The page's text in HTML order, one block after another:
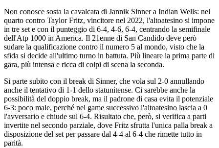
Non conosce sosta la cavalcata di Jannik Sinner a Indian Wells: nel
quarto contro Taylor Fritz, vincitore nel 2022, l'altoatesino si impone
in tre set e con il punteggio di 6-4, 4-6, 6-4, centrando la semifinale
dell'Atp 1000 in America. Il 21enne di San Candido deve però
sudare la qualificazione contro il numero 5 al mondo, visto che la
sfida si decide all'ultimo turno in battuta. Più lineare la prima parte di
gara, più intensa e ricca di colpi di scena la seconda.
Si parte subito con il break di Sinner, che vola sul 2-0 annullando
anche il tentativo di 1-1 dello statunitense. Ci sarebbe anche la
possibilità del doppio break, ma il padrone di casa evita il potenziale
6-3: poco male, perché nel game successivo l'altoatesino lascia a 0
l'avversario e chiude sul 6-4. Risultato che, però, si verifica a parti
invertite nel secondo parziale, dove Fritz sfrutta l'unica palla break a
disposizione del set per passare dal 4-4 al 6-4 che rimette tutto in
parità.